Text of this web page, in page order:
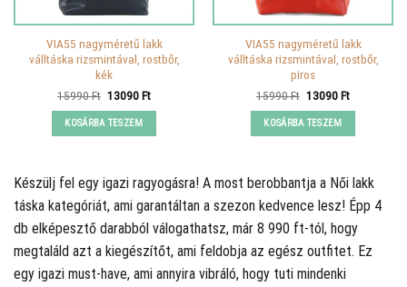
VIA55 nagyméretű lakk
válltáska rizsmintával, rostbőr,
kék
15990Ft Original
was:
15990 Ft.
13090FtCurrent
KOSÁRBA TESZEM
VIA55 nagyméretű lakk
válltáska rizsmintával, rostbőr,
piros
15990Ft Original
was:
15990 Ft.
13090FtCurrent
KOSÁRBA TESZEM
Készülj fel egy igazi ragyogásra! A most berobbantja a Női lakk
táska kategóriát, ami garantáltan a szezon kedvence lesz! Épp 4
db elképesztő darabból válogathatsz, már 8 990 ft-tól, hogy
megtaláld azt a kiegészítőt, ami feldobja az egész outfitet. Ez
egy igazi must-have, ami annyira vibráló, hogy tuti mindenki